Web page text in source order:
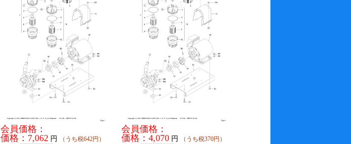
会員価格：
価格：7,062 円 （うち税642円）
会員価格：
価格：4,070 円 （うち税370円）